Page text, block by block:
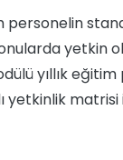
personelin
yetkin
yıllık eğitim
yetkinlik